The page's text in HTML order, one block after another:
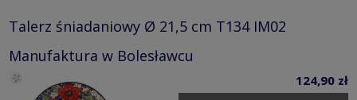
Talerz śniadaniowy Ø 21,5 cm T134 IM02
Manufaktura w Bolesławcu
124,90 zł